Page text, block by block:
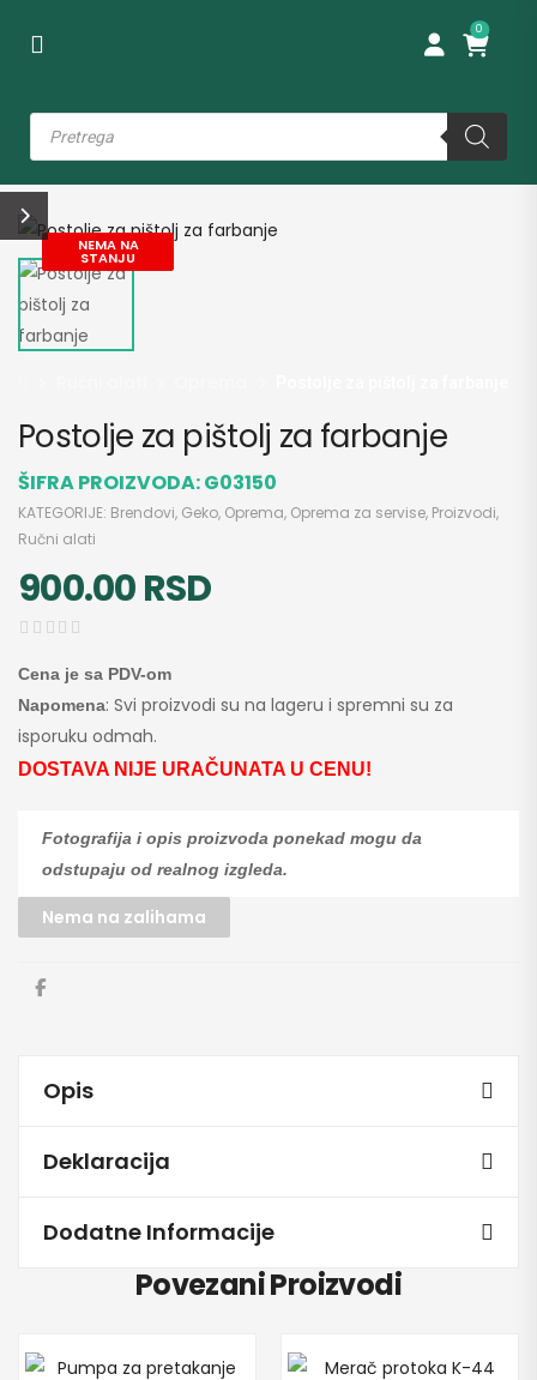
0
NEMA NA
STANJU
Postolje za pištolj za farbanje
ŠIFRA PROIZVODA:G03150
KATEGORIJE: Brendovi, Geko, Oprema, Oprema za servise, Proizvodi,
Ručni alati
900.00RSD
Cena je sa PDV-om
Napomena: Svi proizvodi su na lageru i spremni su za
isporuku odmah.
DOSTAVA NIJE URAČUNATA U CENU!
Fotografija i opis proizvoda ponekad mogu da
odstupaju od realnog izgleda.
Nema na zalihama
Opis
Deklaracija
Dodatne Informacije
Povezani Proizvodi